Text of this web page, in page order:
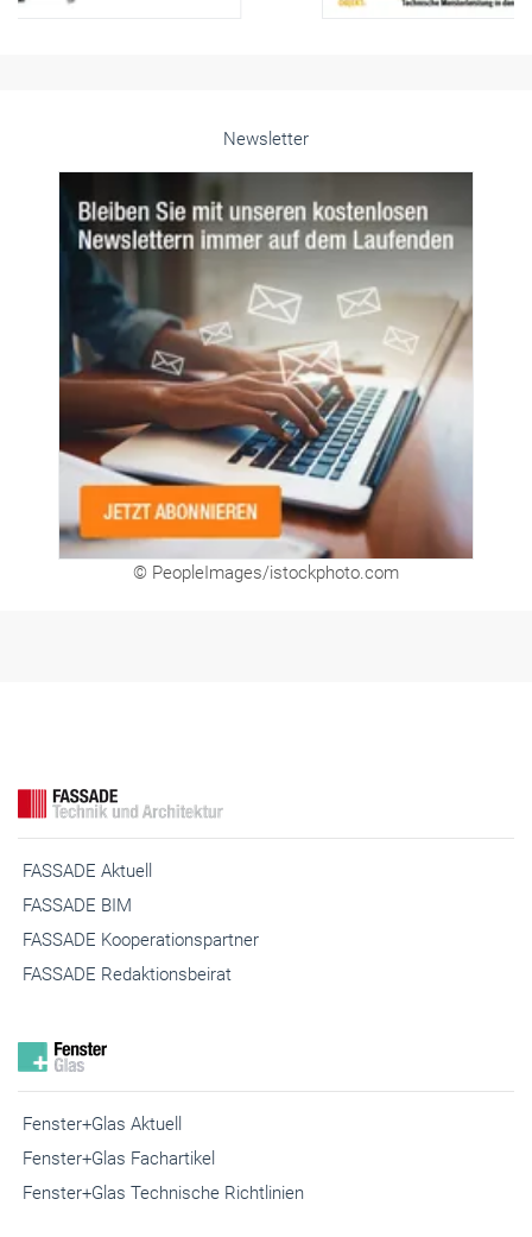
Newsletter
© PeopleImages/istockphoto.com
FASSADE Aktuell
FASSADE BIM
FASSADE Kooperationspartner
FASSADE Redaktionsbeirat
Fenster+Glas Aktuell
Fenster+Glas Fachartikel
Fenster+Glas Technische Richtlinien